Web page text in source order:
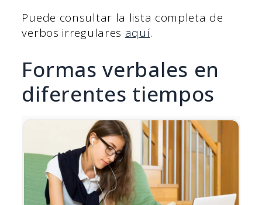
Puede consultar la lista completa de
verbos irregulares aquí.
Formas verbales en
diferentes tiempos